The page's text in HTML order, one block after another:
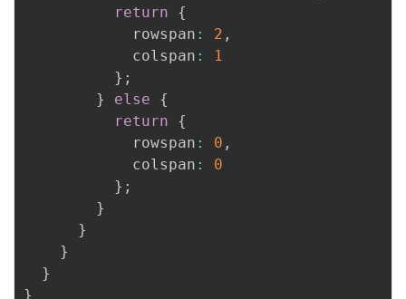
return
{
            rowspan
: 2 ,
            colspan
:
1
} ;
}
else
{
return
{
            rowspan
: 0 ,
            colspan
:
0
} ;
}
}
}
}
}